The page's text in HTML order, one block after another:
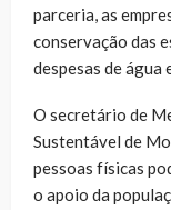
parceria, as
conservação das
despesas de
O secretário de
Sustentável de
pessoas físicas
o apoio da